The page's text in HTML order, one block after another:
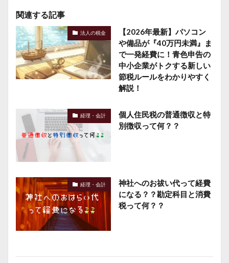
関連する記事
法人の税金
【2026年最新】パソコン
や備品が『40万円未満』ま
で一発経費に！青色申告の
中小企業がトクする新しい
節税ルールをわかりやすく
解説！
経理・会計
個人住民税の普通徴収と特
別徴収って何？？
経理・会計
神社へのお祓い代って経費
になる？？勘定科目と消費
税って何？？